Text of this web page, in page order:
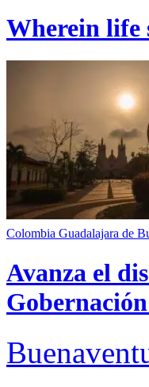
Wherein life
Colombia Guadalajara de
Avanza el